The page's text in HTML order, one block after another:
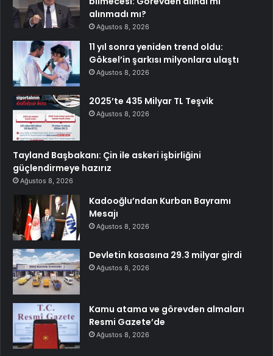
alınmadı mı?
Ağustos 8, 2026
11 yıl sonra yeniden trend oldu:
Göksel’in şarkısı milyonlara ulaştı
Ağustos 8, 2026
2025’te 435 Milyar TL Teşvik
Ağustos 8, 2026
Tayland Başbakanı: Çin ile askeri işbirliğini
güçlendirmeye hazırız
Ağustos 8, 2026
Kadooğlu’ndan Kurban Bayramı
Mesajı
Ağustos 8, 2026
Devletin kasasına 29.3 milyar girdi
Ağustos 8, 2026
Kamu atama ve görevden almaları
Resmi Gazete’de
Ağustos 8, 2026